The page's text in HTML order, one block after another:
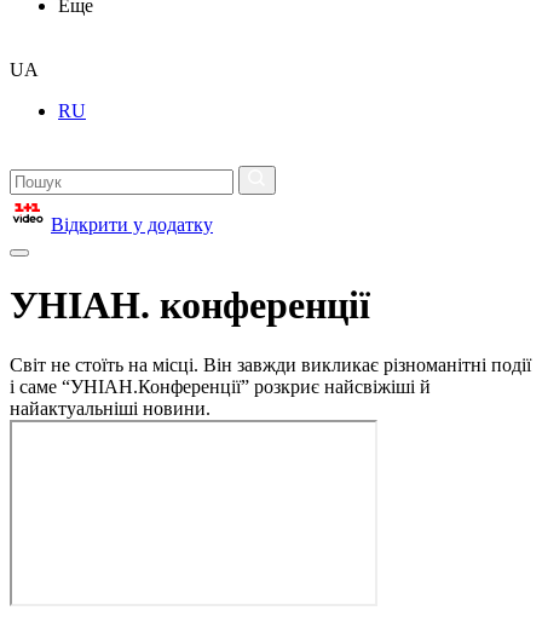
Еще
UA
RU
Відкрити у додатку
УНІАН. конференції
Світ не стоїть на місці. Він завжди викликає різноманітні події
і саме “УНІАН.Конференції” розкриє найсвіжіші й
найактуальніші новини.